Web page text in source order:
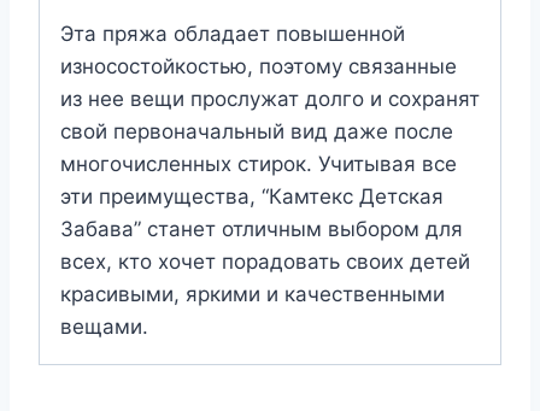
Эта пряжа обладает повышенной
износостойкостью, поэтому связанные
из нее вещи прослужат долго и сохранят
свой первоначальный вид даже после
многочисленных стирок. Учитывая все
эти преимущества, “Камтекс Детская
Забава” станет отличным выбором для
всех, кто хочет порадовать своих детей
красивыми, яркими и качественными
вещами.